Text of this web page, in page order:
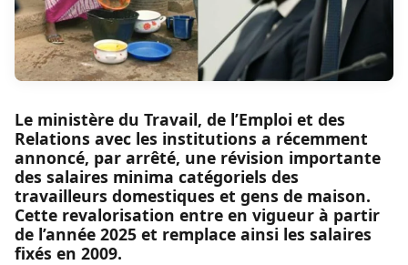
Le ministère du Travail, de l’Emploi et des
Relations avec les institutions a récemment
annoncé, par arrêté, une révision importante
des salaires minima catégoriels des
travailleurs domestiques et gens de maison.
Cette revalorisation entre en vigueur à partir
de l’année 2025 et remplace ainsi les salaires
fixés en 2009.